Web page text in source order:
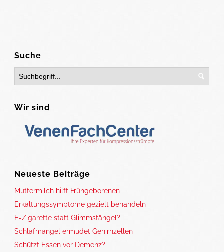
Suche
Wir sind
Neueste Beiträge
Muttermilch hilft Frühgeborenen
Erkältungssymptome gezielt behandeln
E-Zigarette statt Glimmstängel?
Schlafmangel ermüdet Gehirnzellen
Schützt Essen vor Demenz?